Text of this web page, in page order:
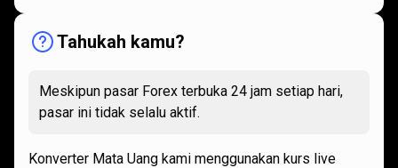
Tahukah kamu?
Meskipun pasar Forex terbuka 24 jam setiap hari,
pasar ini tidak selalu aktif.
Konverter Mata Uang kami menggunakan kurs live